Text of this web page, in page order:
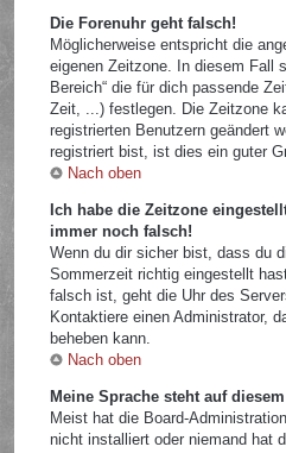
Die Forenuhr geht falsch!
Möglicherweise entspricht die
eigenen Zeitzone. In diesem Fall
Bereich“ die für dich passende
Zeit, ...) festlegen. Die Zeitzone
registrierten Benutzern geändert
registriert bist, ist dies ein guter
Nach oben
Ich habe die Zeitzone
immer noch falsch!
Wenn du dir sicher bist, dass du
Sommerzeit richtig eingestellt
falsch ist, geht die Uhr des
Kontaktiere einen Administrator,
beheben kann.
Nach oben
Meine Sprache steht auf
Meist hat die Board-
nicht installiert oder niemand hat